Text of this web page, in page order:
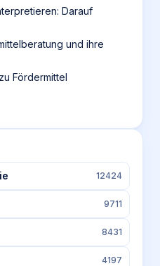
Darauf
und ihre
Fördermittel
12424
9711
8431
4197